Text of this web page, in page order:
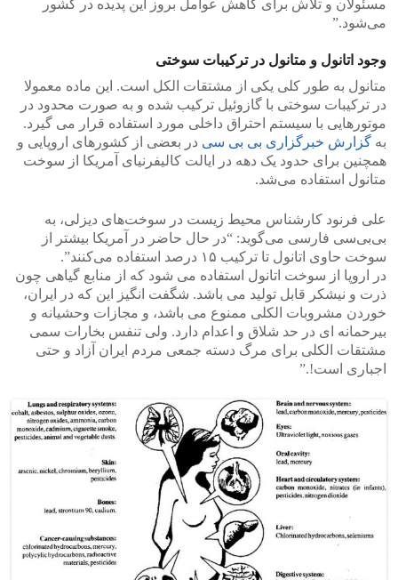
مسئولان و تلاش برای کاهش عوامل بروز این پدیده در کشور
می‌شود.”
وجود اتانول و متانول در ترکیبات سوختی
متانول به طور کلی یکی از مشتقات الکل است. این ماده معمولا
در ترکیبات سوختی با گازوئیل ترکیب شده و به صورت محدود در
موتورهایی با سیستم احتراق داخلی مورد استفاده قرار می گیرد.
به گزارش خبرگزاری بی بی سی در بعضی از کشور‌های اروپایی و
همچنین برای حدود یک دهه در ایالت کالیفرنیای آمریکا از سوخت
متانول استفاده می‌شد.
علی فرنود کارشناس محیط زیست در سوخت‌های دیزلی، به
بی‌بی‌سی فارسی می‌گوید: “در حال حاضر در آمریکا بیشتر از
سوخت حاوی اتانول تا ترکیب ۱۵ درصد استفاده می‌کنند”.
در اروپا از سوخت اتانول استفاده می شود که از منابع گیاهی چون
ذرت و نیشکر قابل تولید می باشد. شگفت انگیز این که در ایران،
خوردن مشروبات الکلی ممنوع می باشد، و مجازات وحشیانه و
بیرحمانه ای در حد شلاق و اعدام دارد. ولی تنفس بخارات سمی
مشتقات الکلی برای مرگ دسته جمعی مردم ایران آزاد و حتی
اجباری است!.”